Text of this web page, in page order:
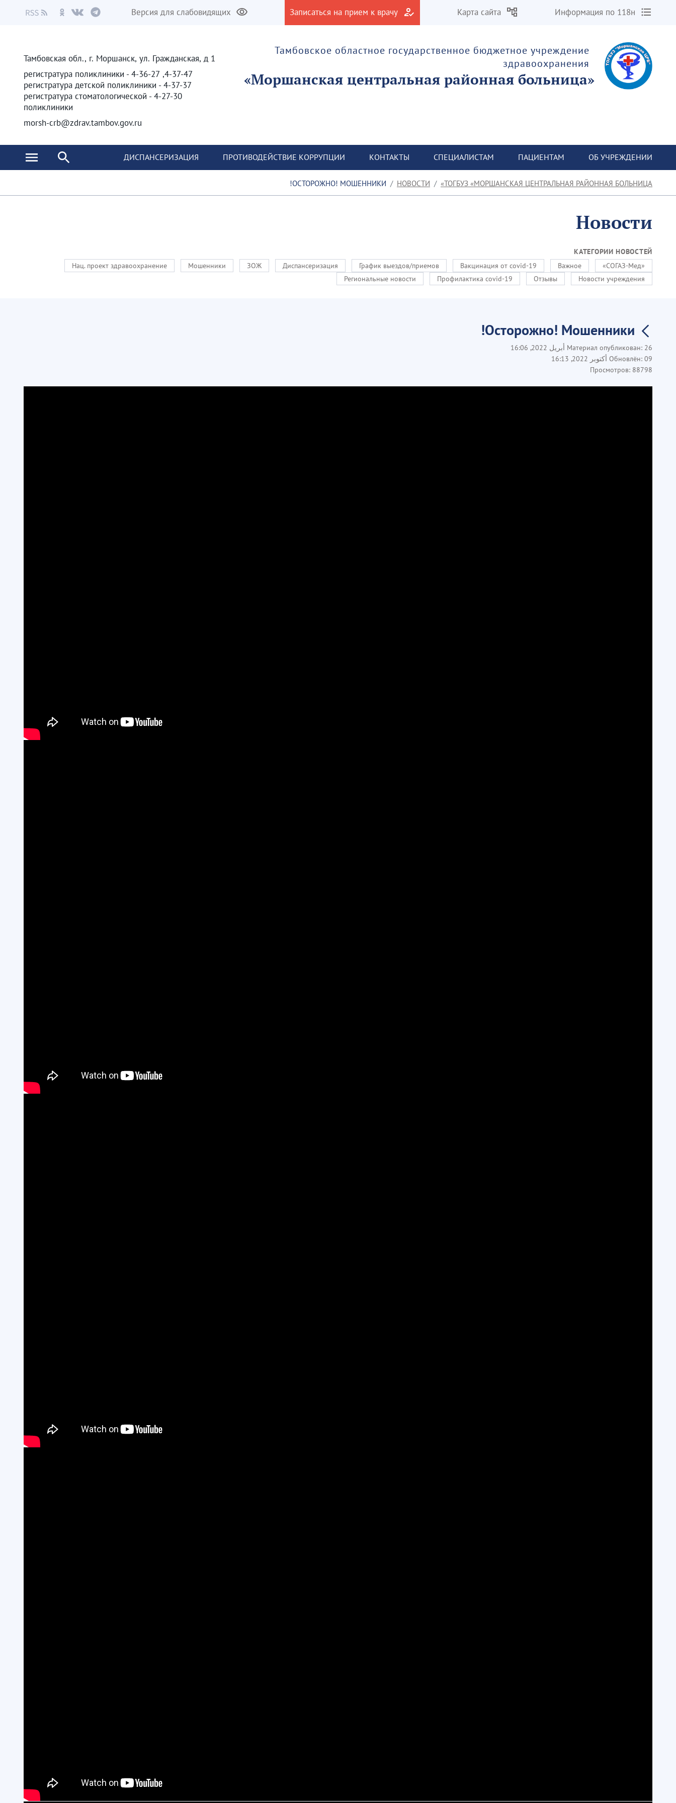
Информация по 118н
Карта сайта
Записаться на прием к врачу
Версия для слабовидящих
Тамбовское областное государственное бюджетное учреждение
здравоохранения
«Моршанская центральная районная больница»
Тамбовская обл., г. Моршанск, ул. Гражданская, д 1
4-37-47, 4-36-27 - регистратура поликлиники
4-37-37 - регистратура детской поликлиники
4-27-30 - регистратура стоматологической
поликлиники
morsh-crb@zdrav.tambov.gov.ru
ОБ УЧРЕЖДЕНИИ
ПАЦИЕНТАМ
СПЕЦИАЛИСТАМ
КОНТАКТЫ
ПРОТИВОДЕЙСТВИЕ КОРРУПЦИИ
ДИСПАНСЕРИЗАЦИЯ
ТОГБУЗ «МОРШАНСКАЯ ЦЕНТРАЛЬНАЯ РАЙОННАЯ БОЛЬНИЦА»
НОВОСТИ
Новости
КАТЕГОРИИ НОВОСТЕЙ
«СОГАЗ-Мед»
Важное
Вакцинация от covid-19
График выездов/приемов
Диспансеризация
ЗОЖ
Мошенники
Нац. проект здравоохранение
Новости учреждения
Отзывы
Профилактика covid-19
Региональные новости
Осторожно! Мошенники!
Материал опубликован: 26 أبريل 2022, 16:06
Обновлён: 09 أكتوبر 2022, 16:13
Просмотров: 88798